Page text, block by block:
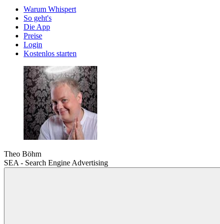
Warum Whispert
So geht's
Die App
Preise
Login
Kostenlos starten
Theo Böhm
SEA - Search Engine Advertising